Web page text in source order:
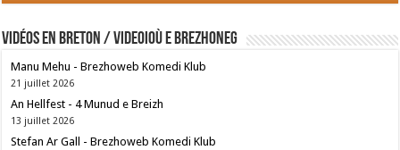
Vidéos en breton / Videoioù e brezhoneg
Manu Mehu - Brezhoweb Komedi Klub
21 juillet 2026
An Hellfest - 4 Munud e Breizh
13 juillet 2026
Stefan Ar Gall - Brezhoweb Komedi Klub